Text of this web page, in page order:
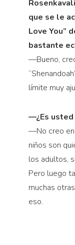
que se le
Love You”
bastante
—Bueno,
límite muy
—¿Es usted
—No creo en
niños son
los adultos,
Pero luego
muchas
eso.